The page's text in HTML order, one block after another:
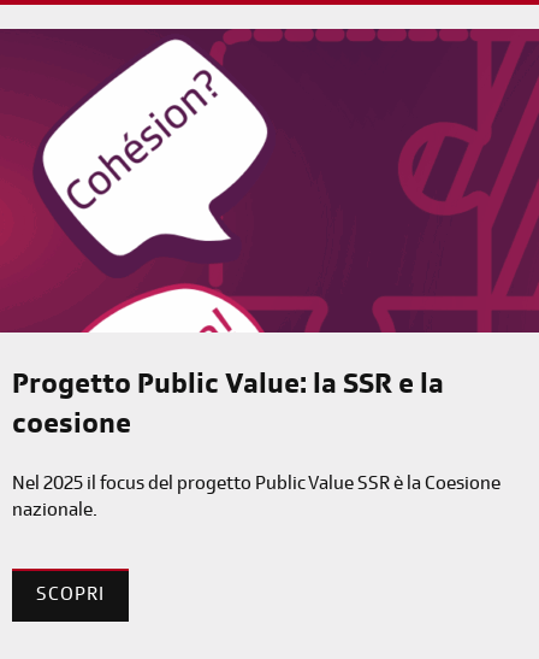
Progetto Public Value: la SSR e la
coesione
Nel 2025 il focus del progetto Public Value SSR è la Coesione
nazionale.
SCOPRI